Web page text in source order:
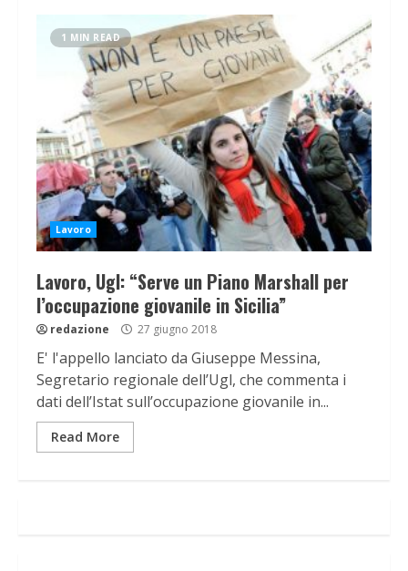
1 MIN READ
Lavoro
Lavoro, Ugl: “Serve un Piano Marshall per
l’occupazione giovanile in Sicilia”
redazione 27 giugno 2018
E' l'appello lanciato da Giuseppe Messina,
Segretario regionale dell’Ugl, che commenta i
dati dell’Istat sull’occupazione giovanile in...
Read More